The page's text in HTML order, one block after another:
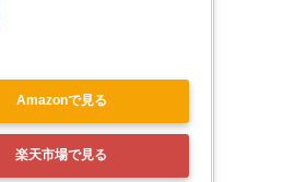
Amazonで見る
楽天市場で見る